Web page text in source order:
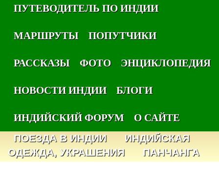
ПУТЕВОДИТЕЛЬ ПО ИНДИИ
МАРШРУТЫ
ПОПУТЧИКИ
РАССКАЗЫ
ФОТО
ЭНЦИКЛОПЕДИЯ
НОВОСТИ ИНДИИ
БЛОГИ
ИНДИЙСКИЙ ФОРУМ
О САЙТЕ
ПОЕЗДА В ИНДИИ
ИНДИЙСКАЯ
ОДЕЖДА, УКРАШЕНИЯ
ПАНЧАНГА